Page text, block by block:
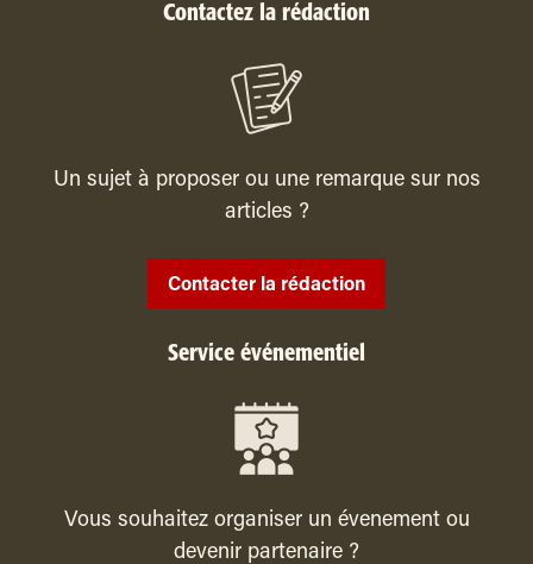
Contactez la rédaction
Un sujet à proposer ou une remarque sur nos
articles ?
Contacter la rédaction
Service événementiel
Vous souhaitez organiser un évenement ou
devenir partenaire ?